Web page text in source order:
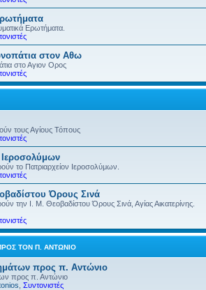
Ερωτήματα.
στον Αθω
στο Αγιον Ορος
τους Αγίους Τόπους
Ιεροσολύμων
το Πατριαρχείον Ιεροσολύμων.
Όρους Σινά
την Ι. Μ. Θεοβαδίστου Όρους Σινά, Αγίας Αικατερίνης.
ΤΟΝ Π. ΑΝΤΏΝΙΟ
προς π. Αντώνιο
προς π. Αντώνιο
Συντονιστές